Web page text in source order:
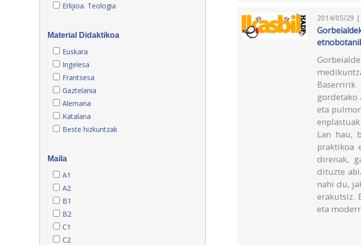
Erlijioa. Teologia
Material Didaktikoa
Euskara
Ingelesa
Frantsesa
Gaztelania
Alemana
Katalana
Beste hizkuntzak
Maila
A1
A2
B1
B2
C1
C2
2014/05/29 |
gordetako
eta
Lan hau,
praktikoa
direnak,
dituzte
nahi du,
erakutsiz.
eta